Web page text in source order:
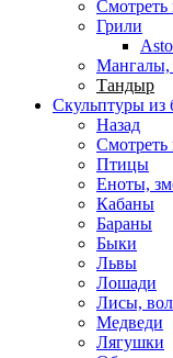
Смотреть
Грили
Мангалы,
Тандыр
Скульптуры из
Назад
Смотреть
Птицы
Еноты,
Кабаны
Бараны
Быки
Львы
Лошади
Лисы,
Медведи
Лягушки